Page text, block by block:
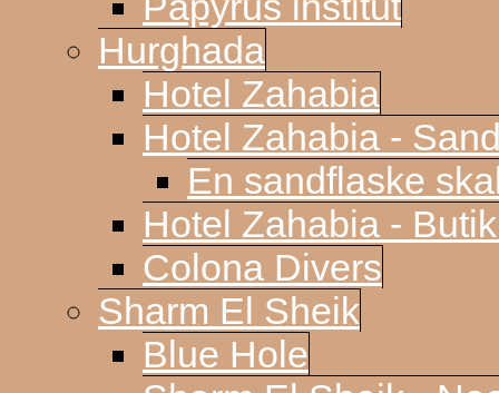
Hurghada
Hotel Zahabia
Hotel Zahabia -
En sandflaske
Hotel Zahabia -
Colona Divers
Sharm El Sheik
Blue Hole